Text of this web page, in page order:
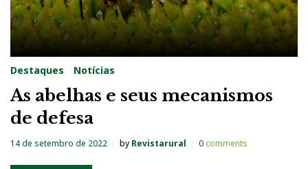
Destaques Notícias
As abelhas e seus mecanismos
de defesa
14 de setembro de 2022 by Revistarural 0comments